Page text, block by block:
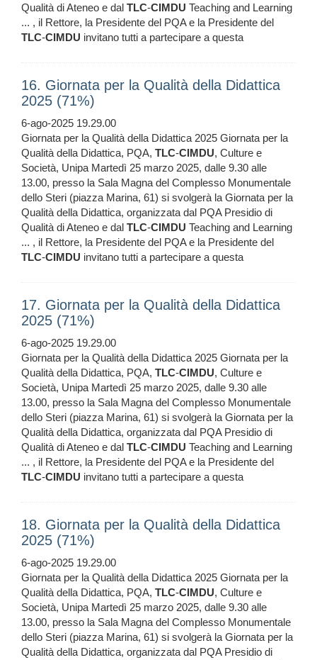
Qualità di Ateneo e dal TLC-CIMDU Teaching and Learning
... , il Rettore, la Presidente del PQA e la Presidente del
TLC-CIMDU invitano tutti a partecipare a questa
16. Giornata per la Qualità della Didattica
2025 (71%)
6-ago-2025 19.29.00
Giornata per la Qualità della Didattica 2025 Giornata per la
Qualità della Didattica, PQA, TLC-CIMDU, Culture e
Società, Unipa Martedì 25 marzo 2025, dalle 9.30 alle
13.00, presso la Sala Magna del Complesso Monumentale
dello Steri (piazza Marina, 61) si svolgerà la Giornata per la
Qualità della Didattica, organizzata dal PQA Presidio di
Qualità di Ateneo e dal TLC-CIMDU Teaching and Learning
... , il Rettore, la Presidente del PQA e la Presidente del
TLC-CIMDU invitano tutti a partecipare a questa
17. Giornata per la Qualità della Didattica
2025 (71%)
6-ago-2025 19.29.00
Giornata per la Qualità della Didattica 2025 Giornata per la
Qualità della Didattica, PQA, TLC-CIMDU, Culture e
Società, Unipa Martedì 25 marzo 2025, dalle 9.30 alle
13.00, presso la Sala Magna del Complesso Monumentale
dello Steri (piazza Marina, 61) si svolgerà la Giornata per la
Qualità della Didattica, organizzata dal PQA Presidio di
Qualità di Ateneo e dal TLC-CIMDU Teaching and Learning
... , il Rettore, la Presidente del PQA e la Presidente del
TLC-CIMDU invitano tutti a partecipare a questa
18. Giornata per la Qualità della Didattica
2025 (71%)
6-ago-2025 19.29.00
Giornata per la Qualità della Didattica 2025 Giornata per la
Qualità della Didattica, PQA, TLC-CIMDU, Culture e
Società, Unipa Martedì 25 marzo 2025, dalle 9.30 alle
13.00, presso la Sala Magna del Complesso Monumentale
dello Steri (piazza Marina, 61) si svolgerà la Giornata per la
Qualità della Didattica, organizzata dal PQA Presidio di